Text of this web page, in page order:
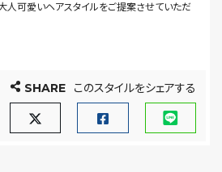
人可愛いヘアスタイルをご提案させていただ
SHARE このスタイルをシェアする